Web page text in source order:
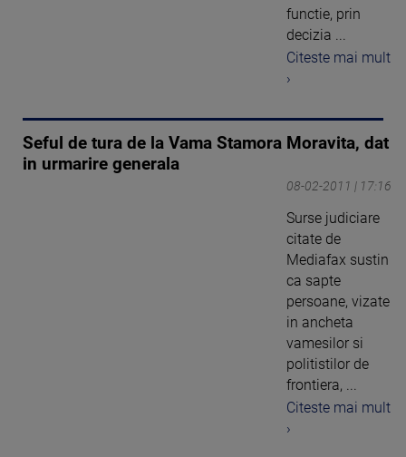
functie, prin
decizia ...
Citeste mai mult
›
Seful de tura de la Vama Stamora Moravita, dat
in urmarire generala
08-02-2011 | 17:16
Surse judiciare
citate de
Mediafax sustin
ca sapte
persoane, vizate
in ancheta
vamesilor si
politistilor de
frontiera, ...
Citeste mai mult
›